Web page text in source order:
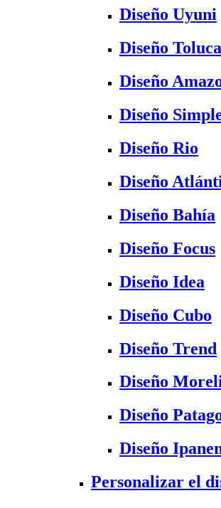
Diseño Uyuni
Diseño Toluca
Diseño
Diseño
Diseño Rio
Diseño
Diseño Bahía
Diseño Focus
Diseño Idea
Diseño Cubo
Diseño Trend
Diseño
Diseño
Diseño
Personalizar el